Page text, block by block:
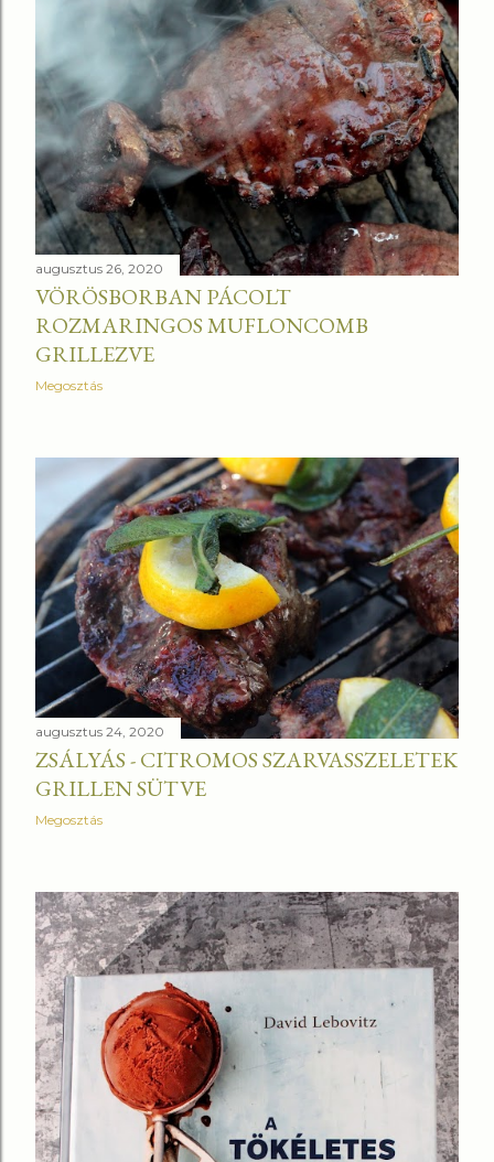
s
e
k
augusztus 26, 2020
VÖRÖSBORBAN PÁCOLT
ROZMARINGOS MUFLONCOMB
GRILLEZVE
Megosztás
augusztus 24, 2020
ZSÁLYÁS - CITROMOS SZARVASSZELETEK
GRILLEN SÜTVE
Megosztás